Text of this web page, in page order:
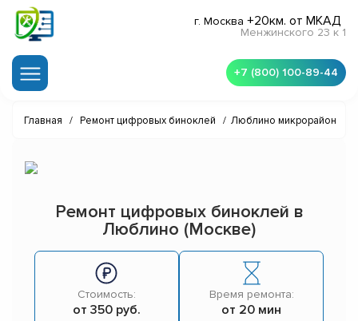
г. Москва +20км. от МКАД
Менжинского 23 к 1
+7 (800) 100-89-44
Главная / Ремонт цифровых биноклей / Люблино микрорайон
Ремонт цифровых биноклей в
Люблино (Москве)
Стоимость:
от 350 руб.
Время ремонта:
от 20 мин